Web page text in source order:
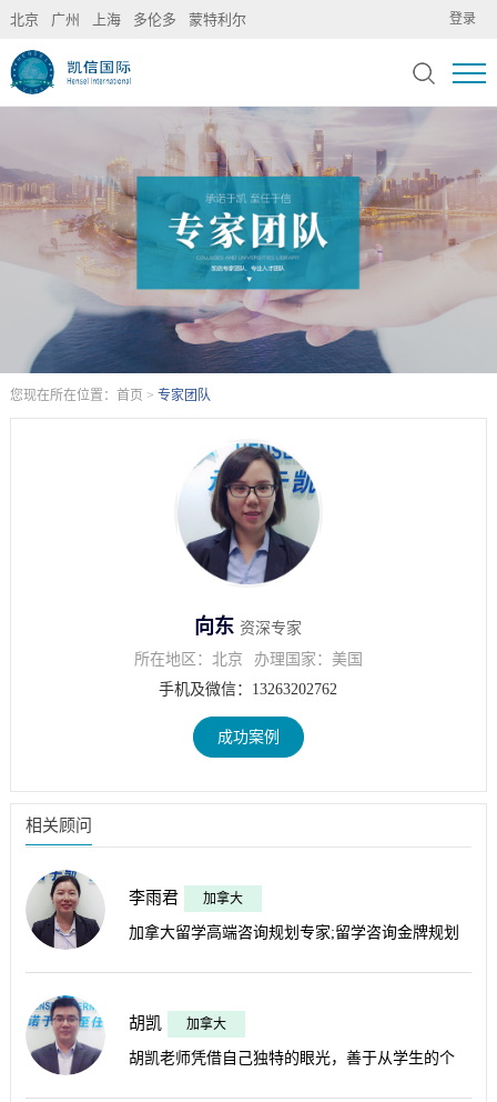
北京 广州 上海 多伦多 蒙特利尔 登录
您现在所在位置： 首页 > 专家团队
向东 资深专家
所在地区：北京
办理国家：美国
手机及微信：13263202762
成功案例
相关顾问
李雨君 加拿大
加拿大留学高端咨询规划专家;留学咨询金牌规划
师，被誉为学生的“人生规划师”多年高端留学咨询
经历，协助学生申请到加拿大多所医博类大学;被
凯信同事称为“高端学府专业户”;擅长中等成绩学
胡凯 加拿大
胡凯老师凭借自己独特的眼光，善于从学生的个